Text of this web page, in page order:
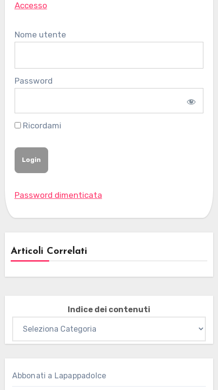
Accesso
Nome utente
Password
Ricordami
Password dimenticata
Articoli Correlati
Indice dei contenuti
Abbonati a Lapappadolce